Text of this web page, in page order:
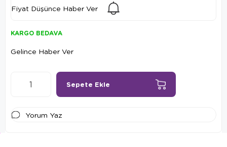
Fiyat Düşünce Haber Ver
KARGO BEDAVA
Gelince Haber Ver
Yorum Yaz